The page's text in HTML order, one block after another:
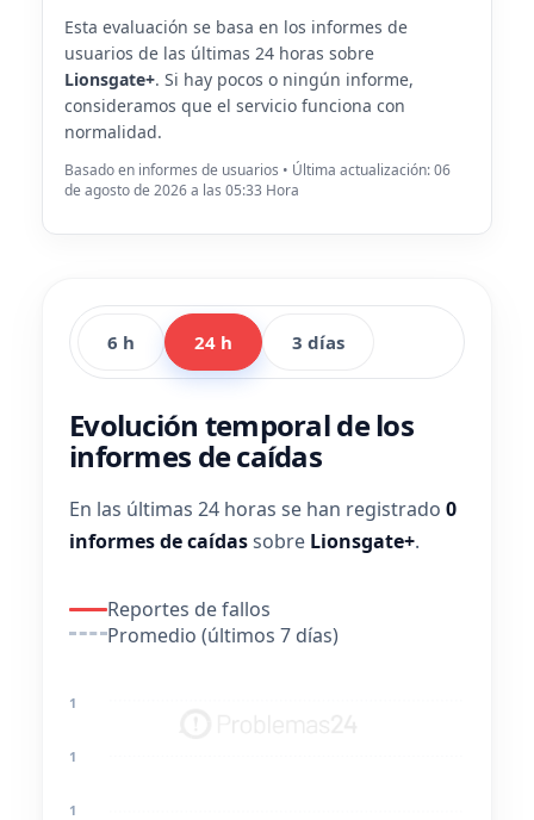
Esta evaluación se basa en los informes de
usuarios de las últimas 24 horas sobre
Lionsgate+. Si hay pocos o ningún informe,
consideramos que el servicio funciona con
normalidad.
Basado en informes de usuarios • Última actualización: 06
de agosto de 2026 a las 05:33 Hora
6 h 24 h 3 días
Evolución temporal de los
informes de caídas
En las últimas 24 horas se han registrado 0
informes de caídassobre Lionsgate+.
Reportes de fallos
Promedio (últimos 7 días)
1
1
1